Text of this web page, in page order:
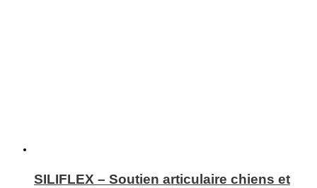
SILIFLEX – Soutien articulaire chiens et